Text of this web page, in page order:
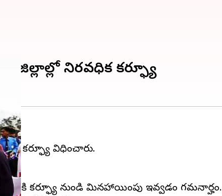
జిల్లాల్లో నిరవధిక కర్ఫ్యూ
కర్ఫ్యూ విధించారు.
కర్ఫ్యూ నుండి మినహాయింపు ఇవ్వడం గమనార్హం.